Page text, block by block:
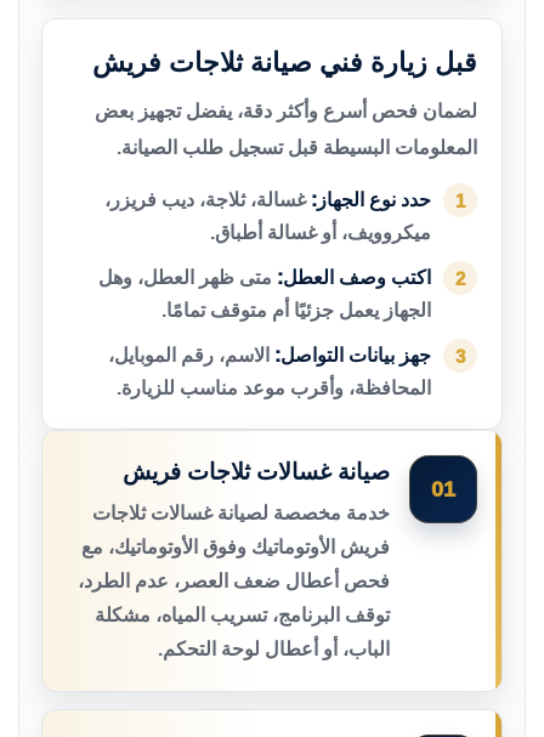
قبل زيارة فني صيانة ثلاجات فريش
لضمان فحص أسرع وأكثر دقة، يفضل تجهيز بعض
المعلومات البسيطة قبل تسجيل طلب الصيانة.
1 حدد نوع الجهاز: غسالة، ثلاجة، ديب فريزر،
ميكروويف، أو غسالة أطباق.
2 اكتب وصف العطل: متى ظهر العطل، وهل
الجهاز يعمل جزئيًا أم متوقف تمامًا.
3 جهز بيانات التواصل: الاسم، رقم الموبايل،
المحافظة، وأقرب موعد مناسب للزيارة.
01
صيانة غسالات ثلاجات فريش
خدمة مخصصة لصيانة غسالات ثلاجات
فريش الأوتوماتيك وفوق الأوتوماتيك، مع
فحص أعطال ضعف العصر، عدم الطرد،
توقف البرنامج، تسريب المياه، مشكلة
الباب، أو أعطال لوحة التحكم.